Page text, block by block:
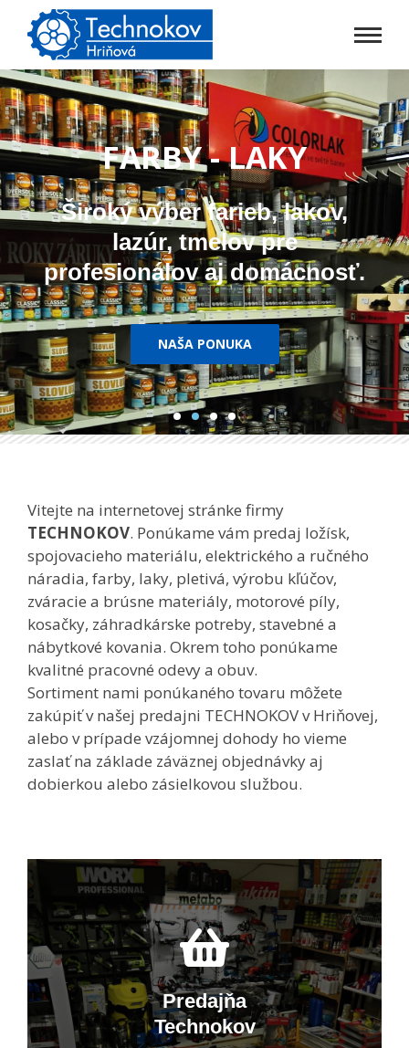
FARBY - LAKY
Široký výber farieb, lakov,
lazúr, tmelov pre
profesionálov aj domácnosť.
NAŠA PONUKA
Vitejte na internetovej stránke firmy
TECHNOKOV. Ponúkame vám predaj ložísk,
spojovacieho materiálu, elektrického a ručného
náradia, farby, laky, pletivá, výrobu kľúčov,
zváracie a brúsne materiály, motorové píly,
kosačky, záhradkárske potreby, stavebné a
nábytkové kovania. Okrem toho ponúkame
kvalitné pracovné odevy a obuv.
Sortiment nami ponúkaného tovaru môžete
zakúpiť v našej predajni TECHNOKOV v Hriňovej,
alebo v prípade vzájomnej dohody ho vieme
zaslať na základe záväznej objednávky aj
dobierkou alebo zásielkovou službou.
Predajňa
Technokov